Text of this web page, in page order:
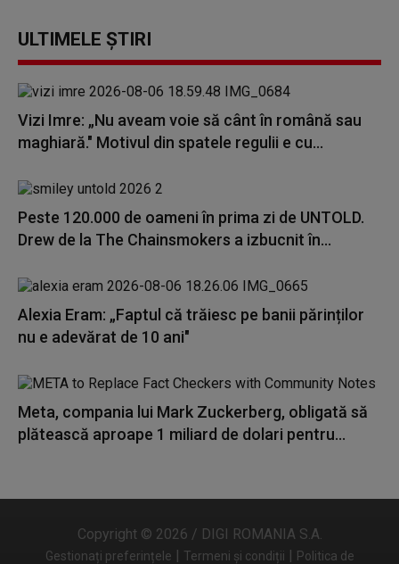
ULTIMELE ȘTIRI
Vizi Imre: „Nu aveam voie să cânt în română sau
maghiară." Motivul din spatele regulii e cu...
Peste 120.000 de oameni în prima zi de UNTOLD.
Drew de la The Chainsmokers a izbucnit în...
Alexia Eram: „Faptul că trăiesc pe banii părinților
nu e adevărat de 10 ani"
Meta, compania lui Mark Zuckerberg, obligată să
plătească aproape 1 miliard de dolari pentru...
Copyright © 2026 / DIGI ROMANIA S.A.
Gestionați preferințele | Termeni și condiții | Politica de